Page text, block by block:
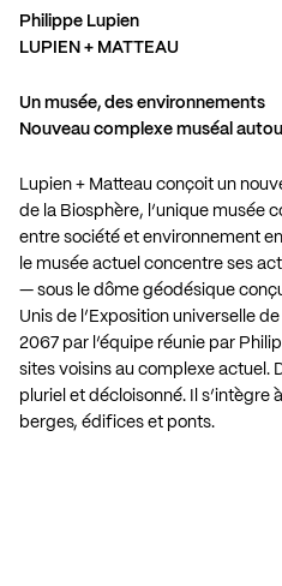
Philippe Lupien
LUPIEN + MATTEAU
Un musée, des environnements
Nouveau complexe muséal
Lupien + Matteau conçoit un
de la Biosphère, l’unique musée
entre société et environnement
le musée actuel concentre ses
— sous le dôme géodésique
Unis de l’Exposition universelle
2067 par l’équipe réunie par
sites voisins au complexe actuel.
pluriel et décloisonné. Il s’intègre
berges, édifices et ponts.